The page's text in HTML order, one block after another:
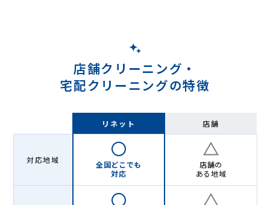
Lenet〈リ
ネ
店舗クリーニング・
宅配クリーニングの特徴
リネット 店舗
対応地域
全国どこでも
対応
店舗の
ある地域